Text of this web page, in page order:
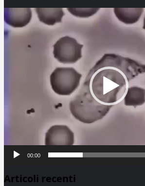
Player
00:00
Articoli recenti